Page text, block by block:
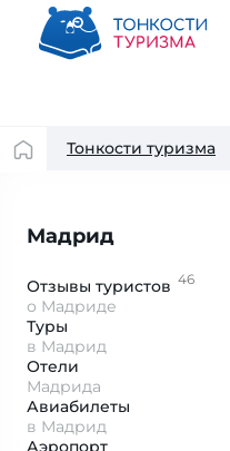
Тонкости туризма
Мадрид
Отзывы туристов 46
о Мадриде
Туры
в Мадрид
Отели
Мадрида
Авиабилеты
в Мадрид
Аэропорт